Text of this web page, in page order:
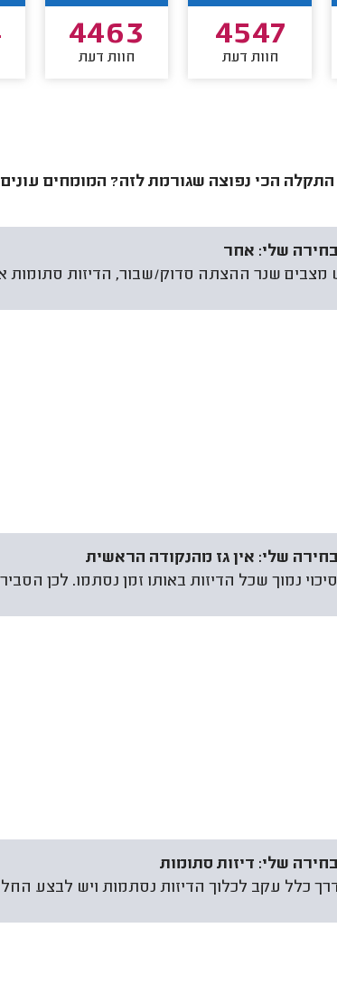
4547
חוות דעת
4463
חוות דעת
התקלה הכי נפוצה שגורמת לזה? המומחים
שלי: אחר
מצבים שנר ההצתה סדוק/שבור, הדיזות סתומות
שלי: אין גז מהנקודה הראשית
נמוך שכל הדיזות באותו זמן נסתמו. לכן
שלי: דיזות סתומות
כלל עקב לכלוך הדיזות נסתמות ויש לבצע